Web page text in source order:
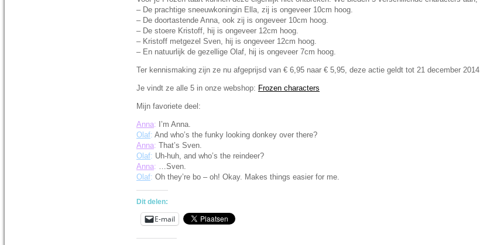
– De prachtige sneeuwkoningin Ella, zij is ongeveer 10cm hoog.
– De doortastende Anna, ook zij is ongeveer 10cm hoog.
– De stoere Kristoff, hij is ongeveer 12cm hoog.
– Kristoff metgezel Sven, hij is ongeveer 12cm hoog.
– En natuurlijk de gezellige Olaf, hij is ongeveer 7cm hoog.
Ter kennismaking zijn ze nu afgeprijsd van € 6,95 naar € 5,95, deze actie geldt tot 21 december 2014.
Je vindt ze alle 5 in onze webshop: Frozen characters
Mijn favoriete deel:
Anna: I’m Anna.
Olaf: And who’s the funky looking donkey over there?
Anna: That’s Sven.
Olaf: Uh-huh, and who’s the reindeer?
Anna: …Sven.
Olaf: Oh they’re bo – oh! Okay. Makes things easier for me.
Dit delen:
E-mail